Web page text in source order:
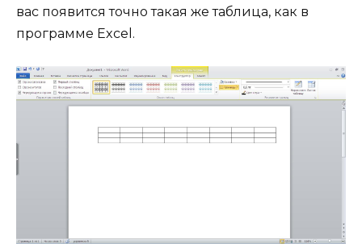
вас появится точно такая же таблица, как в
программе Excel.